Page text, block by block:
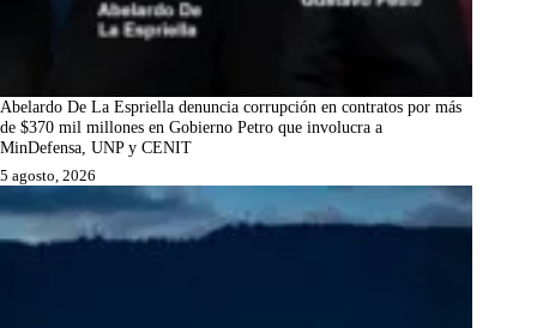
Abelardo De La Espriella denuncia corrupción en contratos por más
de $370 mil millones en Gobierno Petro que involucra a
MinDefensa, UNP y CENIT
5 agosto, 2026